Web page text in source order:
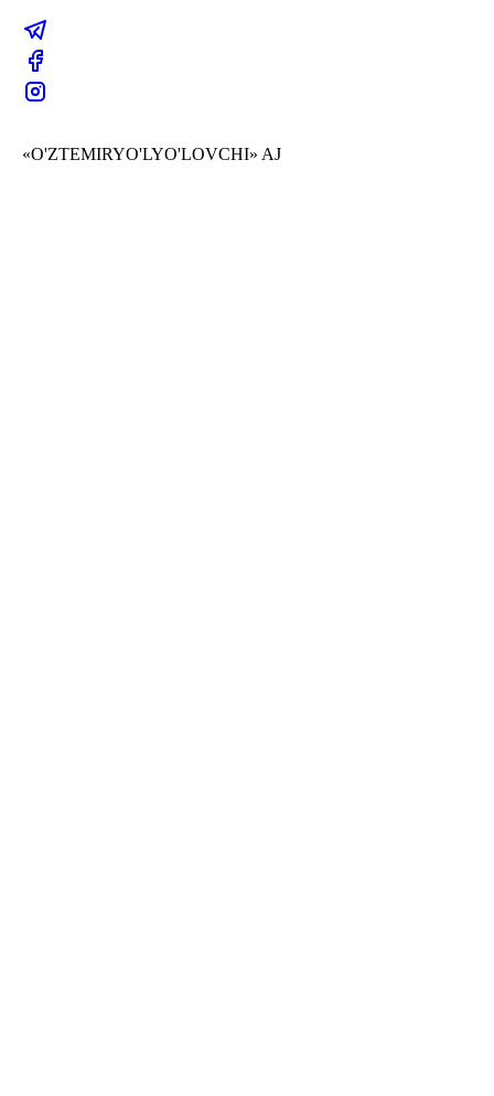
«O'ZTEMIRYO'LYO'LOVCHI» AJ